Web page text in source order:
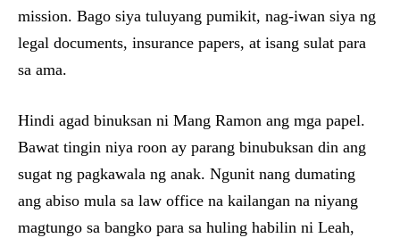
mission. Bago siya tuluyang pumikit, nag-iwan siya ng
legal documents, insurance papers, at isang sulat para
sa ama.
Hindi agad binuksan ni Mang Ramon ang mga papel.
Bawat tingin niya roon ay parang binubuksan din ang
sugat ng pagkawala ng anak. Ngunit nang dumating
ang abiso mula sa law office na kailangan na niyang
magtungo sa bangko para sa huling habilin ni Leah,